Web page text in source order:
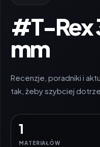
#T-Rex
mm
Recenzje, poradniki i
tak, żeby szybciej
1
MATERIAŁÓW